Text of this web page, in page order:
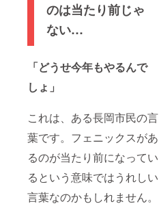
のは当たり前じゃ
ない…
「どうせ今年もやるんで
しょ」
これは、ある長岡市民の言
葉です。フェニックスがあ
るのが当たり前になってい
るという意味ではうれしい
言葉なのかもしれません。